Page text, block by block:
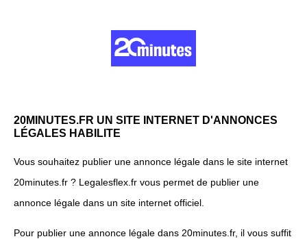
20MINUTES.FR UN SITE INTERNET D'ANNONCES
LÉGALES HABILITE
Vous souhaitez publier une annonce légale dans le site internet
20minutes.fr ? Legalesflex.fr vous permet de publier une
annonce légale dans un site internet officiel.
Pour publier une annonce légale dans 20minutes.fr, il vous suffit